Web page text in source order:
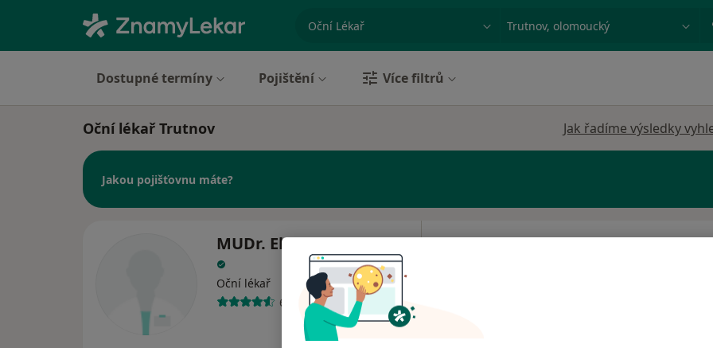
specializace, nemoc nebo příjmení Město nebo region
Dostupné termíny Pojištění Více filtrů
Oční lékař Trutnov Jak řadíme výsledky
Jakou pojišťovnu máte?
MUDr. Elena Zaydlarová
Oční lékař
6 názorů
Dnes Zítra So Ne